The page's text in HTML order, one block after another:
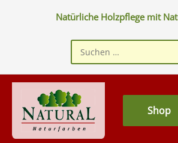
Natürliche Holzpflege mit
Suchen
nach:
Shop